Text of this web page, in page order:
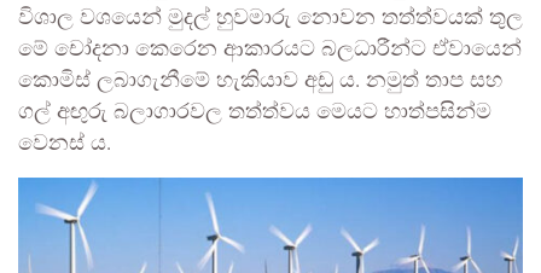
විශාල වශයෙන් මුදල් හුවමාරු නොවන තත්ත්වයක් තුල
මේ චෝදනා කෙරෙන ආකාරයට බලධාරීන්ට ඒවායෙන්
කොමිස් ලබාගැනීමේ හැකියාව අඩු ය. නමුත් තාප සහ
ගල් අඟුරු බලාගාරවල තත්ත්වය මෙයට හාත්පසින්ම
වෙනස් ය.